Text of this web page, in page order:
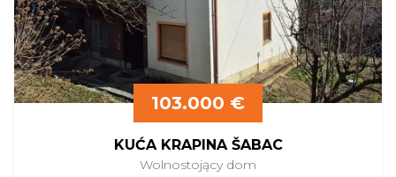
103.000 €
KUĆA KRAPINA ŠABAC
Wolnostojący dom